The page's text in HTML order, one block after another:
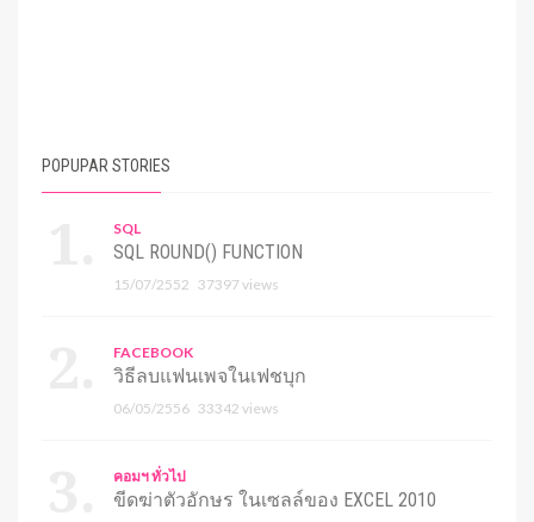
POPUPAR STORIES
SQL
SQL ROUND() FUNCTION
15/07/2552 37397 views
FACEBOOK
วิธีลบแฟนเพจในเฟชบุก
06/05/2556 33342 views
คอมฯ ทั่วไป
ขีดฆ่าตัวอักษร ในเซลล์ของ EXCEL 2010